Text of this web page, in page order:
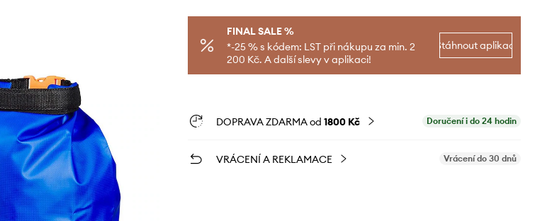
FINAL SALE %
*-25 % s kódem: LST při nákupu za min. 2
200 Kč. A další slevy v aplikaci!
Stáhnout aplikaci
DOPRAVA ZDARMA od 1800 Kč Doručení i do 24 hodin
VRÁCENÍ A REKLAMACE Vrácení do 30 dnů